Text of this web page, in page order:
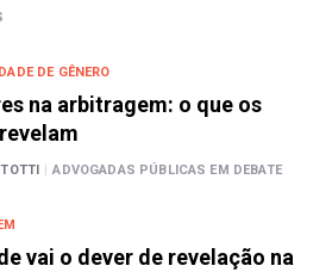
DE GÊNERO
na arbitragem: o que os
| ADVOGADAS PÚBLICAS EM DEBATE
vai o dever de revelação na